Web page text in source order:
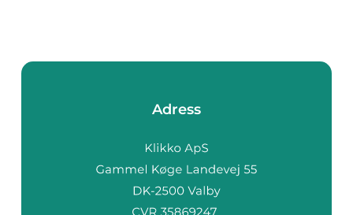
Adress